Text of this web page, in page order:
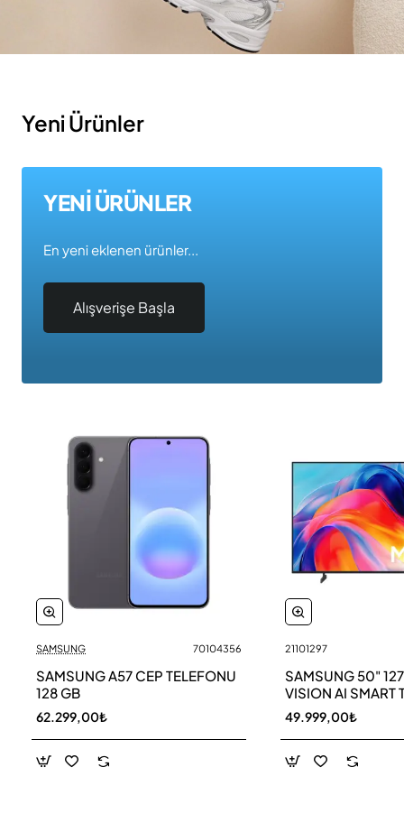
Yeni Ürünler
YENİ ÜRÜNLER
En yeni eklenen ürünler...
Alışverişe Başla
Yeni
SAMSUNG 70104356
SAMSUNG A57 CEP TELEFONU
128 GB
62.299,00₺
21101297
SAMSUNG 50"
VISION AI SMART
UE50M70HAU
49.999,00₺